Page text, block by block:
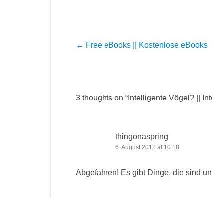
Post navigation
← Free eBooks || Kostenlose eBooks
3 thoughts on “ Intelligente Vögel? ||
thingonaspring
6. August 2012 at 10:18
Abgefahren! Es gibt Dinge, die sind